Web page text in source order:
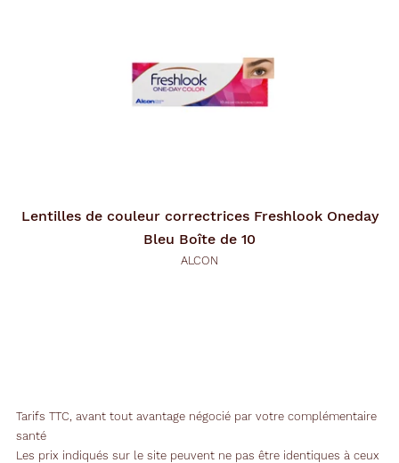
Lentilles de couleur correctrices Freshlook Oneday
Bleu Boîte de 10
ALCON
Tarifs TTC, avant tout avantage négocié par votre complémentaire
santé
Les prix indiqués sur le site peuvent ne pas être identiques à ceux